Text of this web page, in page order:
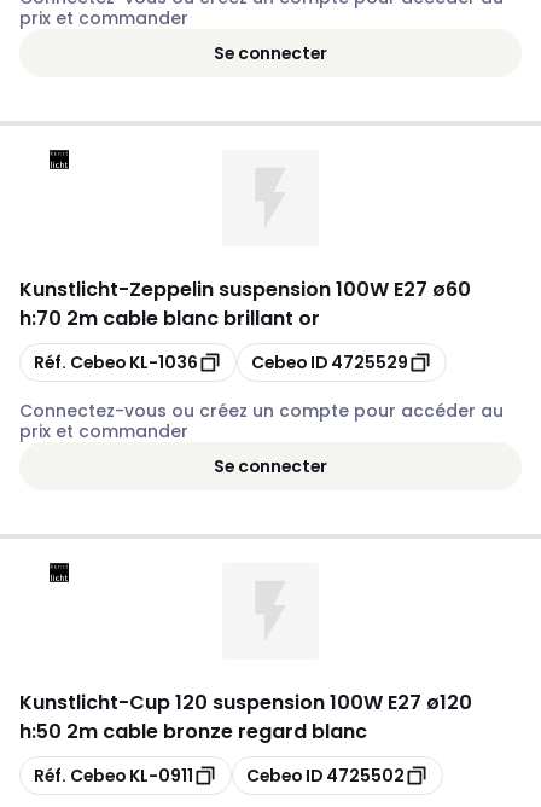
prix et commander
Se connecter
Kunstlicht-Zeppelin suspension 100W E27 ø60
h:70 2m cable blanc brillant or
Copier
Réf. Cebeo KL-1036 Copier
Cebeo ID 4725529
Connectez-vous ou créez un compte pour accéder au
prix et commander
Se connecter
Kunstlicht-Cup 120 suspension 100W E27 ø120
h:50 2m cable bronze regard blanc
Copier
Réf. Cebeo KL-0911 Copier
Cebeo ID 4725502